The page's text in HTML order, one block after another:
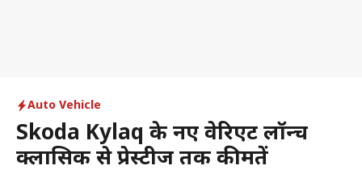
Auto Vehicle
Skoda Kylaq के नए वेरिएंट लॉन्च
क्लासिक से प्रेस्टीज तक कीमतें